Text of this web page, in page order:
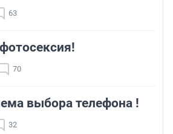
63
70
выбора телефона !
32